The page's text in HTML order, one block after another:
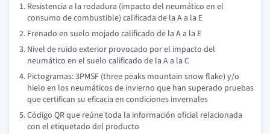
Resistencia a la rodadura (impacto del neumático en el
consumo de combustible) calificada de la A a la E
Frenado en suelo mojado calificado de la A a la E
Nivel de ruido exterior provocado por el impacto del
neumático en el suelo calificado de la A a la C
Pictogramas: 3PMSF (three peaks mountain snow flake) y/o
hielo en los neumáticos de invierno que han superado pruebas
que certifican su eficacia en condiciones invernales
Código QR que reúne toda la información oficial relacionada
con el etiquetado del producto